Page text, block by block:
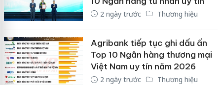
2 ngày trước Thương hiệu
Agribank tiếp tục ghi dấu ấn
Top 10 Ngân hàng thương mại
Việt Nam uy tín năm 2026
2 ngày trước Thương hiệu